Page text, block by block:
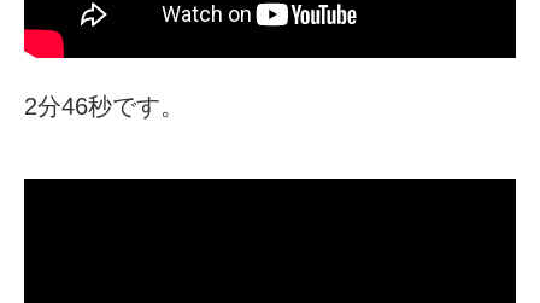
2分46秒です。